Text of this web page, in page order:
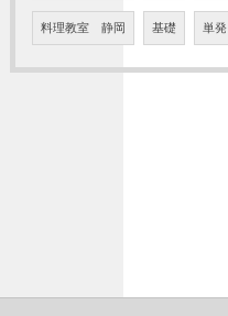
料理教室 静岡 基礎 単発